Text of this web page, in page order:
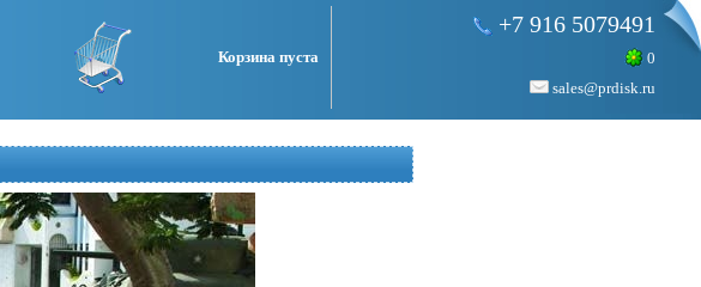
Корзина пуста
+7 916 5079491
0
sales@prdisk.ru